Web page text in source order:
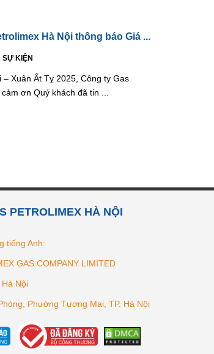
Hà Nội thông báo Giá ...
SỰ KIỆN
– Xuân Ất Tỵ 2025, Công ty Gas
ơn Quý khách đã tin ...
PETROLIMEX HÀ NỘI
tiếng Anh:
GAS COMPANY LIMITED
Nội
Phường Tương Mai, TP. Hà Nội